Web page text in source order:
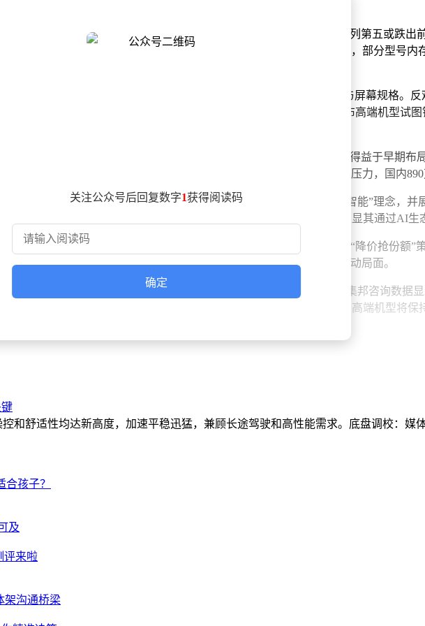
登顶国内市场，但仅一年后出货量暴跌35%，在多家机构的统计中位列第五或跌出
一季度DRAM合约价环比上涨55%-60%，NAND产品涨幅达33%-38%，部分型号
起售价较前代降低800元，苹果iPhone17在维持价格的同时升级存储与屏幕规格。
以生存的价格敏感型中高端用户群体加速流失。尽管小米通过提前发布高端机型试
货量逆势增长25%，成为安卓阵营中唯一正增长的头部厂商。其成功得益于早期布
国内市场受华为复苏影响微降2%，海外市场的扩张仍有效对冲了竞争压力，国内
投入100亿美元向AI终端生态公司转型，2026年进一步提出“增强人类智能”理念，
、工作检查等消费级场景。与京东签署的千亿级战略合作协议，更凸显其通过AI生
凭借麒麟芯片回归、核心元器件国产化率提升及存储议价优势，正以“降价抢份额”
在国内建立独立品牌认知，荣耀可能陷入“海外增长但国内失守”的被动局面。
国大陆智能手机出货量将下滑10%，存储芯片短缺或持续至2027年。集邦咨询数据
厂商构成致命威胁，性价比模式的基本逻辑面临改写。IDC分析指出，高端机型将
关注公众号后回复数字1获得阅读码
确定
和舒适性均达新高度，加速平稳迅猛，兼顾长途驾驶和高性能需求。底盘调校：媒
孩子？
及
评来啦
架沟通桥梁